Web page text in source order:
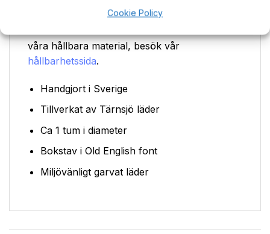
Cookie Policy
garvningen, vilket gör detta hänge till ett
våra hållbara material, besök vår
hållbarhetssida.
Handgjort i Sverige
Tillverkat av Tärnsjö läder
Ca 1 tum i diameter
Bokstav i Old English font
Miljövänligt garvat läder